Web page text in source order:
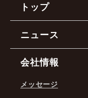
トップ
ニュース
会社情報
メッセージ